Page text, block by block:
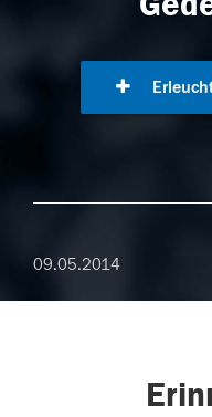
09.05.2014